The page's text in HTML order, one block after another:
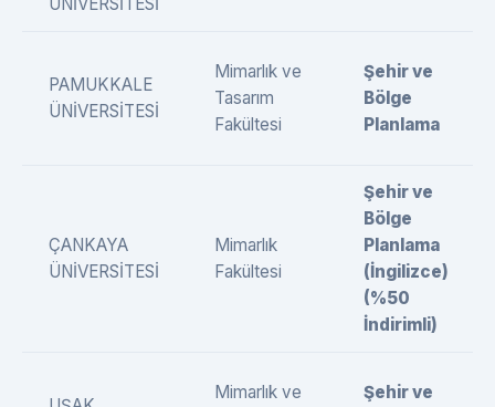
PAMUKKALE
ÜNİVERSİTESİ
Mimarlık ve
Tasarım
Fakültesi
Şehir ve
Bölge
Planlama
ÇANKAYA
ÜNİVERSİTESİ
Mimarlık
Fakültesi
Şehir ve
Bölge
Planlama
(İngilizce)
(%50
İndirimli)
Mimarlık ve
Şehir ve